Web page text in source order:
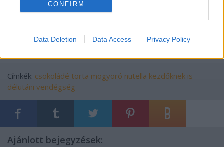
CONFIRM
Data Deletion Data Access Privacy Policy
Címkék: csokoládé torta mogyoró nutella kezdőknek is
délutáni vendégség
Ajánlott bejegyzések: